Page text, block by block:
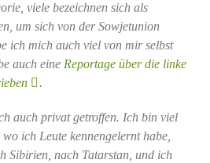
viele bezeichnen sich als
um sich von der Sowjetunion
ich mich auch viel von mir selbst
auch eine Reportage über die linke
.
auch privat getroffen. Ich bin viel
ich Leute kennengelernt habe,
Sibirien, nach Tatarstan, und ich